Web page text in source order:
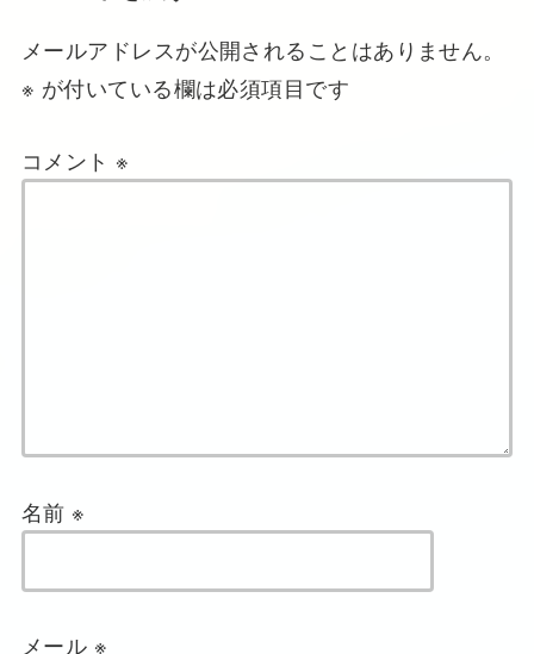
メールアドレスが公開されることはありません。
※ が付いている欄は必須項目です
コメント ※
名前 ※
メール ※